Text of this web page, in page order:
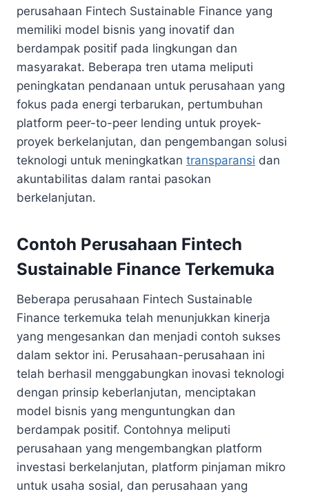
perusahaan Fintech Sustainable Finance yang
memiliki model bisnis yang inovatif dan
berdampak positif pada lingkungan dan
masyarakat. Beberapa tren utama meliputi
peningkatan pendanaan untuk perusahaan yang
fokus pada energi terbarukan, pertumbuhan
platform peer-to-peer lending untuk proyek-
proyek berkelanjutan, dan pengembangan solusi
teknologi untuk meningkatkan transparansi dan
akuntabilitas dalam rantai pasokan
berkelanjutan.
Contoh Perusahaan Fintech
Sustainable Finance Terkemuka
Beberapa perusahaan Fintech Sustainable
Finance terkemuka telah menunjukkan kinerja
yang mengesankan dan menjadi contoh sukses
dalam sektor ini. Perusahaan-perusahaan ini
telah berhasil menggabungkan inovasi teknologi
dengan prinsip keberlanjutan, menciptakan
model bisnis yang menguntungkan dan
berdampak positif. Contohnya meliputi
perusahaan yang mengembangkan platform
investasi berkelanjutan, platform pinjaman mikro
untuk usaha sosial, dan perusahaan yang